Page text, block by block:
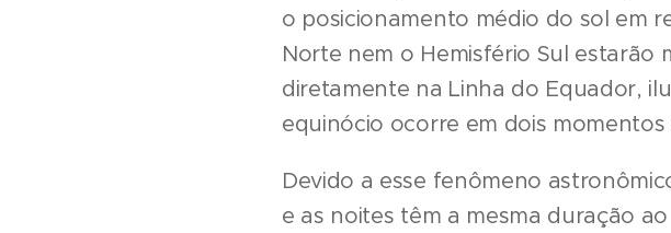
o posicionamento médio do sol em
Norte nem o Hemisfério Sul estarão
diretamente na Linha do Equador,
equinócio ocorre em dois
Devido a esse fenômeno
e as noites têm a mesma duração